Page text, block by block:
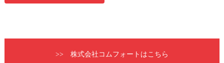
>> 株式会社コムフォートはこちら